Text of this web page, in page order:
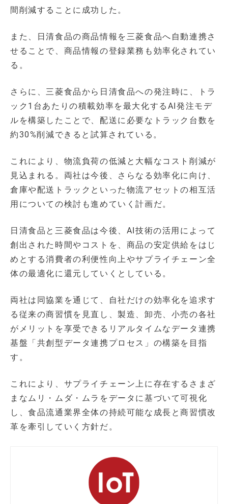
間削減することに成功した。
また、日清食品の商品情報を三菱食品へ自動連携さ
せることで、商品情報の登録業務も効率化されてい
る。
さらに、三菱食品から日清食品への発注時に、トラ
ック1台あたりの積載効率を最大化するAI発注モデ
ルを構築したことで、配送に必要なトラック台数を
約30%削減できると試算されている。
これにより、物流負荷の低減と大幅なコスト削減が
見込まれる。両社は今後、さらなる効率化に向け、
倉庫や配送トラックといった物流アセットの相互活
用についての検討も進めていく計画だ。
日清食品と三菱食品は今後、AI技術の活用によって
創出された時間やコストを、商品の安定供給をはじ
めとする消費者の利便性向上やサプライチェーン全
体の最適化に還元していくとしている。
両社は同協業を通じて、自社だけの効率化を追求す
る従来の商習慣を見直し、製造、卸売、小売の各社
がメリットを享受できるリアルタイムなデータ連携
基盤「共創型データ連携プロセス」の構築を目指
す。
これにより、サプライチェーン上に存在するさまざ
まなムリ・ムダ・ムラをデータに基づいて可視化
し、食品流通業界全体の持続可能な成長と商習慣改
革を牽引していく方針だ。